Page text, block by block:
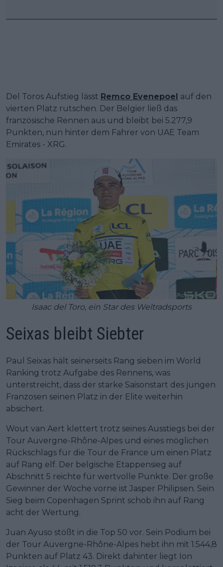
Del Toros Aufstieg lässt Remco Evenepoel auf den
vierten Platz rutschen. Der Belgier ließ das
französische Rennen aus und bleibt bei 5.277,9
Punkten, nun hinter dem Fahrer von UAE Team
Emirates - XRG.
Isaac del Toro, ein Star des Weltradsports
Seixas bleibt Siebter
Paul Seixas hält seinerseits Rang sieben im World
Ranking trotz Aufgabe des Rennens, was
unterstreicht, dass der starke Saisonstart des jungen
Franzosen seinen Platz in der Elite weiterhin
absichert.
Wout van Aert klettert trotz seines Ausstiegs bei der
Tour Auvergne-Rhône-Alpes und eines möglichen
Rückschlags für die Tour de France um einen Platz
auf Rang elf. Der belgische Etappensieg auf
Abschnitt 5 reichte für wertvolle Punkte. Der große
Gewinner der Woche vorne ist Jasper Philipsen. Sein
Sieg beim Copenhagen Sprint schob ihn auf Rang
acht der Wertung.
Juan Ayuso stößt in die Top 50 vor. Sein Podium bei
der Tour Auvergne-Rhône-Alpes hebt ihn mit 1.544,8
Punkten auf Platz 43. Direkt dahinter liegt Ion